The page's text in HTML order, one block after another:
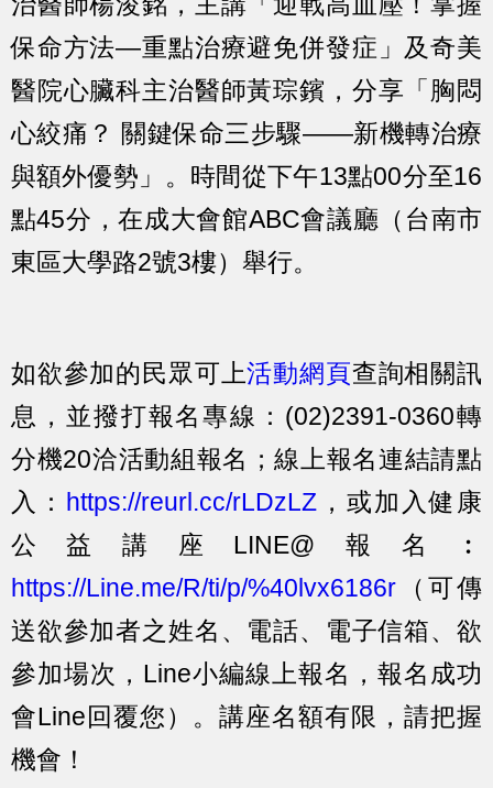
保命方法—重點治療避免併發症」及奇美
醫院心臟科主治醫師黃琮鑌，分享「胸悶
心絞痛？ 關鍵保命三步驟——新機轉治療
與額外優勢」。時間從下午13點00分至16
點45分，在成大會館ABC會議廳（台南市
東區大學路2號3樓）舉行。
如欲參加的民眾可上活動網頁查詢相關訊
息，並撥打報名專線：(02)2391-0360轉
分機20洽活動組報名；線上報名連結請點
入： https://reurl.cc/rLDzLZ，或加入健康
公益講座LINE@報名︰
https://Line.me/R/ti/p/%40lvx6186r（可傳
送欲參加者之姓名、電話、電子信箱、欲
參加場次，Line小編線上報名，報名成功
會Line回覆您）。講座名額有限，請把握
機會！